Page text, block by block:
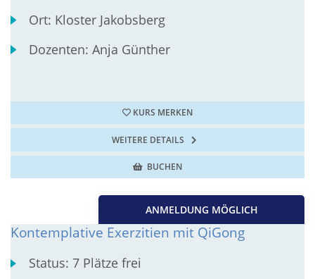
Ort: Kloster Jakobsberg
Dozenten:Anja Günther
KURS MERKEN
WEITERE DETAILS
BUCHEN
ANMELDUNG MÖGLICH
Kontemplative Exerzitien mit QiGong
Status:7 Plätze frei